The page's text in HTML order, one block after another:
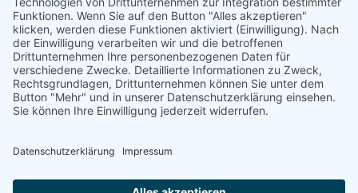
Gesellschaft - Polizei und Feuerwehr – für die Region Bayern
Als regionales Unternehmen sind wir für Sie der direkte
Ansprechpartner, wenn es um die Online-Vermarktung Ihrer
Produkte und Dienstleistungen geht. Wir würden gerne für
Sie diese Aufgabe übernehmen.